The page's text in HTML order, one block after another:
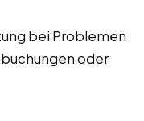
bei Problemen
oder